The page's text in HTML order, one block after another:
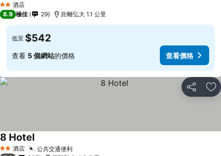
2 星級酒店
8.9 極佳 29 距離弘大 1.1 公里
低至 $542
查看 5 個網站的價格 查看價格
分享 放
2 星級酒店 公共交通便利
8 Hotel